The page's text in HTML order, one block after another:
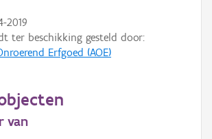
2019
ter beschikking gesteld door:
Erfgoed (AOE)
van